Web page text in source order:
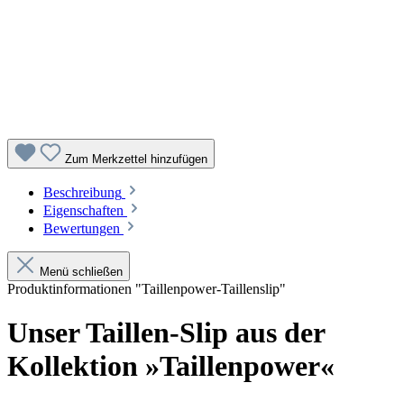
Zum Merkzettel hinzufügen
Beschreibung
Eigenschaften
Bewertungen
Menü schließen
Produktinformationen "Taillenpower-Taillenslip"
Unser Taillen-Slip aus der
Kollektion »Taillenpower«